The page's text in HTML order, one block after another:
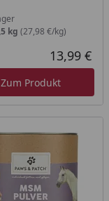
kg (27,98 €/kg)
13,99 €
Zum Produkt